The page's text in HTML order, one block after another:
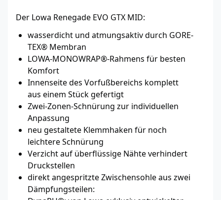
Der Lowa Renegade EVO GTX MID:
wasserdicht und atmungsaktiv durch GORE-
TEX® Membran
LOWA-MONOWRAP®-Rahmens für besten
Komfort
Innenseite des Vorfuß­be­reichs komplett
aus einem Stück gefertigt
Zwei-Zonen-Schnürung zur individuellen
Anpassung
neu gestaltete Klemmhaken für noch
leichtere Schnürung
Verzicht auf über­f­lüssige Nähte verhindert
Druckstellen
direkt ange­spritzte Zwischensohle aus zwei
Dämp­fungs­teilen: